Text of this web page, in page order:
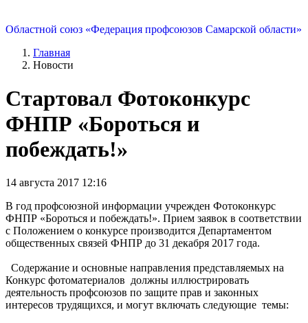
Областной союз «Федерация профсоюзов Самарской области»
Главная
Новости
Стартовал Фотоконкурс
ФНПР «Бороться и
побеждать!»
14 августа 2017 12:16
В год профсоюзной информации учрежден Фотоконкурс
ФНПР «Бороться и побеждать!». Прием заявок в соответствии
с Положением о конкурсе производится Департаментом
общественных связей ФНПР до 31 декабря 2017 года.
Содержание и основные направления представляемых на
Конкурс фотоматериалов должны иллюстрировать
деятельность профсоюзов по защите прав и законных
интересов трудящихся, и могут включать следующие темы: